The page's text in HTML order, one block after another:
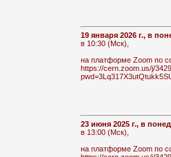
19 января 2026 г., в
в 10:30 (Мск),
на платформе Zoom по
https://cern.zoom.us/j/
23 июня 2025 г., в
в 13:00 (Мск),
на платформе Zoom по